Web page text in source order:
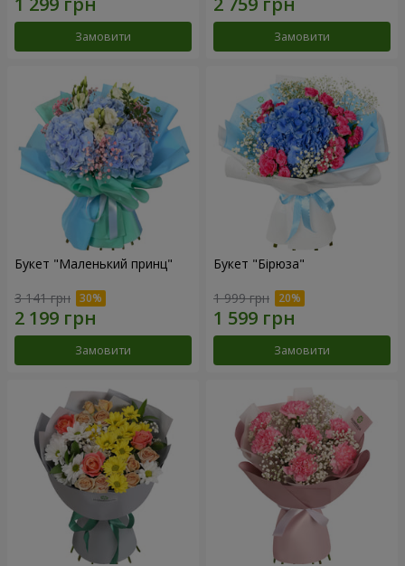
Замовити Замовити
Букет "Маленький принц"
3 141 грн
Замовити
Букет "Бірюза"
1 999 грн
Замовити